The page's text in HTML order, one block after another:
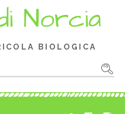
Norcia
BIOLOGICA